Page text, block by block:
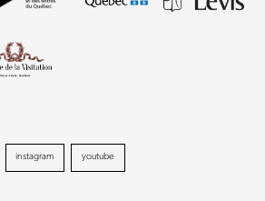
instagram youtube